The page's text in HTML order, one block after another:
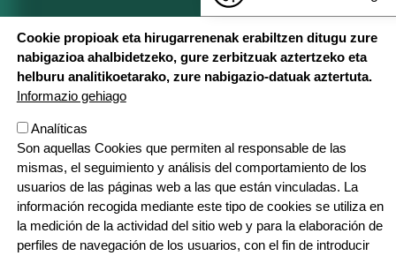
CENTRO: Berria 55, 20150 Villabona,943 69 23 21
ZIZURKIL: Pagamuño z/g, 20159 Zizurkil,
En red
Cookie propioak eta hirugarrenenak erabiltzen ditugu zure
nabigazioa ahalbidetzeko, gure zerbitzuak aztertzeko eta
helburu analitikoetarako, zure nabigazio-datuak aztertuta.
Informazio gehiago
Analíticas
Son aquellas Cookies que permiten al responsable de las
mismas, el seguimiento y análisis del comportamiento de los
usuarios de las páginas web a las que están vinculadas. La
información recogida mediante este tipo de cookies se utiliza en
la medición de la actividad del sitio web y para la elaboración de
perfiles de navegación de los usuarios, con el fin de introducir